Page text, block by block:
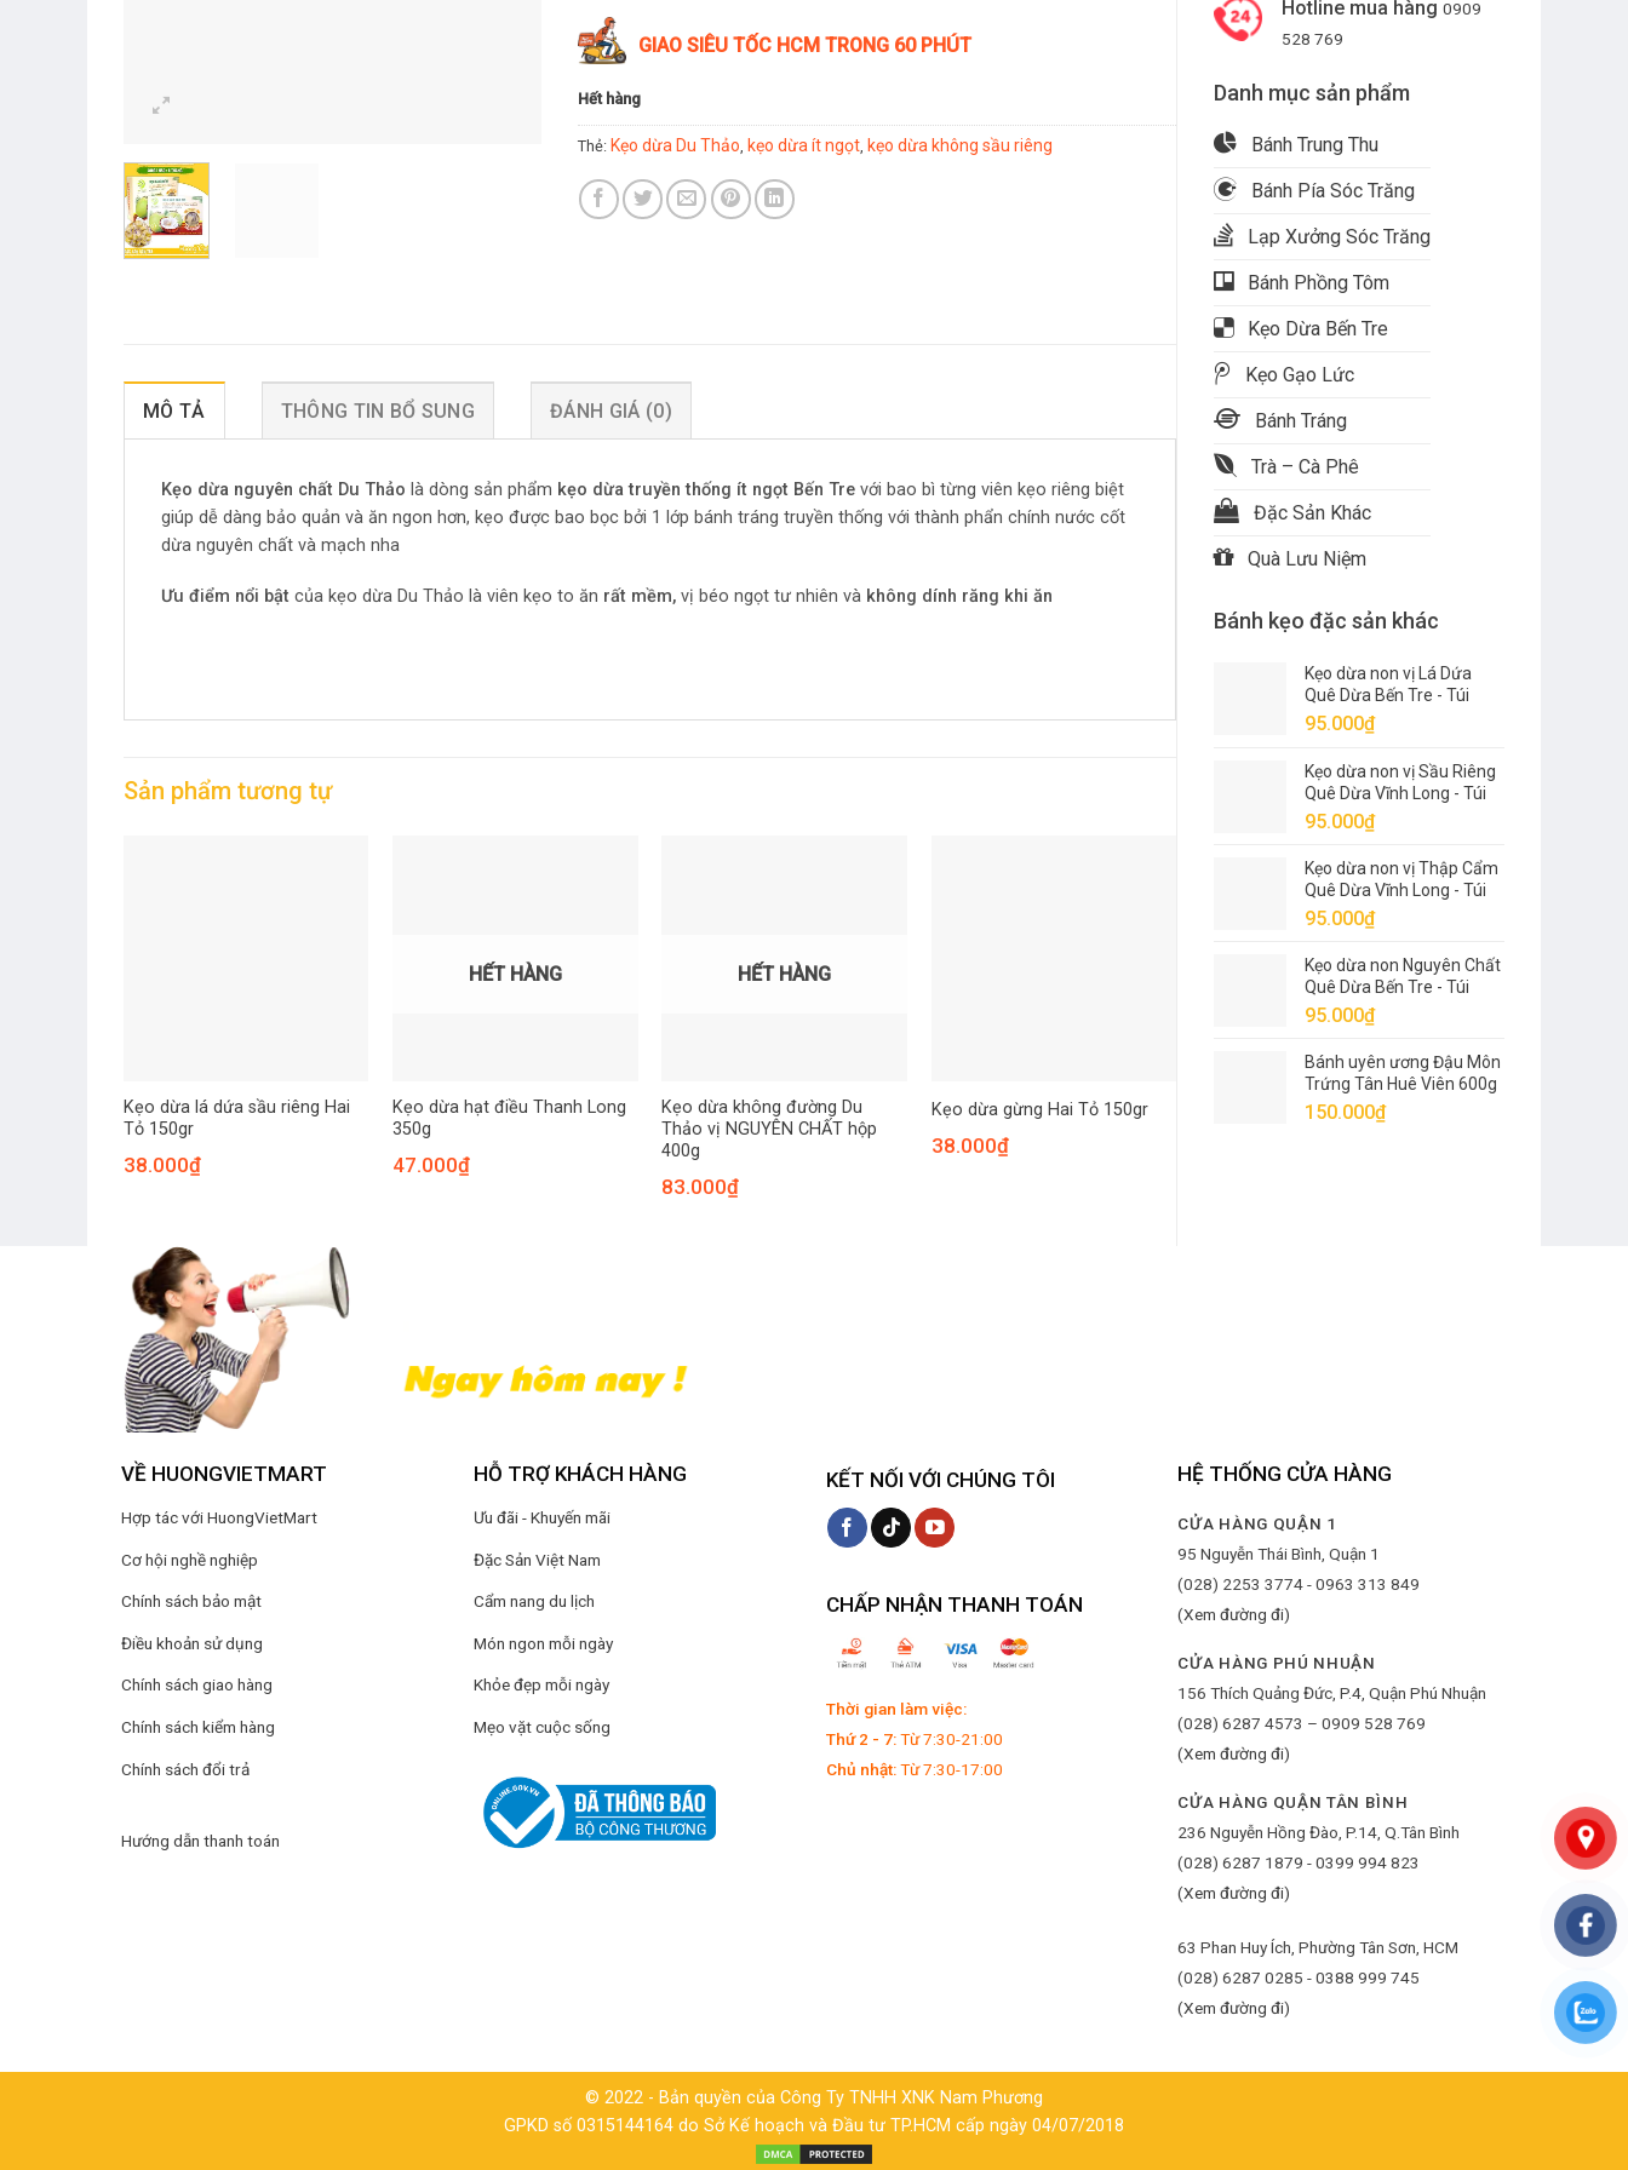
Hotline mua hàng 0909
528 769
Danh mục sản phẩm
Bánh Trung Thu
Bánh Pía Sóc Trăng
Lạp Xưởng Sóc Trăng
Bánh Phồng Tôm
Kẹo Dừa Bến Tre
Kẹo Gạo Lức
Bánh Tráng
Trà – Cà Phê
Đặc Sản Khác
Quà Lưu Niệm
Bánh kẹo đặc sản khác
Kẹo dừa non vị Lá Dứa
Quê Dừa Bến Tre - Túi
500g
95.000₫
Kẹo dừa non vị Sầu Riêng
Quê Dừa Vĩnh Long - Túi
500g
95.000₫
Kẹo dừa non vị Thập Cẩm
Quê Dừa Vĩnh Long - Túi
500g
95.000₫
Kẹo dừa non Nguyên Chất
Quê Dừa Bến Tre - Túi
500g
95.000₫
Bánh uyên ương Đậu Môn
Trứng Tân Huê Viên 600g
(Vị Mới)
150.000₫
GIAO SIÊU TỐC HCM TRONG 60 PHÚT
Hết hàng
Thẻ: Kẹo dừa Du Thảo kẹo dừa ít ngọt, kẹo dừa không sầu riêng
MÔ TẢ THÔNG TIN BỔ SUNG ĐÁNH GIÁ (0)
Kẹo dừa nguyên chất Du Thảo là dòng sản phẩm kẹo dừa truyền thống ít ngọt Bến Tre với bao bì từng viên kẹo riêng biệt
giúp dễ dàng bảo quản và ăn ngon hơn, kẹo được bao bọc bởi 1 lớp bánh tráng truyền thống với thành phẩn chính nước cốt
dừa nguyên chất và mạch nha
Ưu điểm nổi bật của kẹo dừa Du Thảo là viên kẹo to ăn rất mềm, vị béo ngọt tư nhiên và không dính răng khi ăn
Sản phẩm tương tự
Kẹo dừa lá dứa sầu riêng Hai
Tỏ 150gr
38.000₫
HẾT HÀNG
Kẹo dừa hạt điều Thanh Long
350g
47.000₫
HẾT HÀNG
Kẹo dừa không đường Du
Thảo vị NGUYÊN CHẤT hộp
400g
83.000₫
Kẹo dừa gừng Hai Tỏ 150gr
38.000₫
VỀ HUONGVIETMART
Hợp tác với HuongVietMart
Cơ hội nghề nghiệp
Chính sách bảo mật
Điều khoản sử dụng
Chính sách giao hàng
Chính sách kiểm hàng
Chính sách đổi trả
Hướng dẫn thanh toán
HỖ TRỢ KHÁCH HÀNG
Ưu đãi - Khuyến mãi
Đặc Sản Việt Nam
Cẩm nang du lịch
Món ngon mỗi ngày
Khỏe đẹp mỗi ngày
Mẹo vặt cuộc sống
KẾT NỐI VỚI CHÚNG TÔI
CHẤP NHẬN THANH TOÁN
Thời gian làm việc:
Thứ 2 - 7:Từ 7:30-21:00
Chủ nhật:Từ 7:30-17:00
HỆ THỐNG CỬA HÀNG
CỬA HÀNG QUẬN 1
95 Nguyễn Thái Bình, Quận 1
(028) 2253 3774 - 0963 313 849
(Xem đường đi)
CỬA HÀNG PHÚ NHUẬN
156 Thích Quảng Đức, P.4, Quận Phú Nhuận
(028) 6287 4573 – 0909 528 769
(Xem đường đi)
CỬA HÀNG QUẬN TÂN BÌNH
236 Nguyễn Hồng Đào, P.14, Q.Tân Bình
(028) 6287 1879 - 0399 994 823
(Xem đường đi)
63 Phan Huy Ích, Phường Tân Sơn, HCM
(028) 6287 0285 - 0388 999 745
(Xem đường đi)
© 2022 - Bản quyền của Công Ty TNHH XNK Nam Phương
GPKD số 0315144164 do Sở Kế hoạch và Đầu tư TP.HCM cấp ngày 04/07/2018